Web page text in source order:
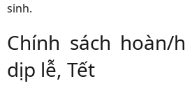
sinh.
Chính sách hoàn/
dịp lễ, Tết